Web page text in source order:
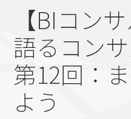
【BIコン
語るコンサ
第12回：
よう